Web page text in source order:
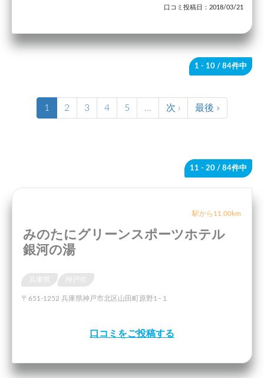
口コミ投稿日：2018/03/21
1 - 10 / 84件中
1 2 3 4 5 … 次 › 最後 »
11 - 20 / 84件中
駅から11.00km
みのたにグリーンスポーツホテル
銀河の湯
〒651-1252 兵庫県神戸市北区山田町原野1−１
口コミをご投稿する